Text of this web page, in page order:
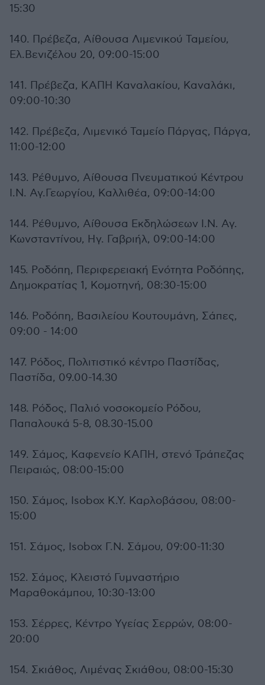
15:30
140. Πρέβεζα, Αίθουσα Λιμενικού Ταμείου,
Ελ.Βενιζέλου 20, 09:00-15:00
141. Πρέβεζα, ΚΑΠΗ Καναλακίου, Καναλάκι,
09:00-10:30
142. Πρέβεζα, Λιμενικό Ταμείο Πάργας, Πάργα,
11:00-12:00
143. Ρέθυμνο, Αίθουσα Πνευματικού Κέντρου
Ι.Ν. Αγ.Γεωργίου, Καλλιθέα, 09:00-14:00
144. Ρέθυμνο, Αίθουσα Εκδηλώσεων Ι.Ν. Αγ.
Κωνσταντίνου, Ηγ. Γαβριήλ, 09:00-14:00
145. Ροδόπη, Περιφερειακή Ενότητα Ροδόπης,
Δημοκρατίας 1, Κομοτηνή, 08:30-15:00
146. Ροδόπη, Βασιλείου Κουτουμάνη, Σάπες,
09:00 - 14:00
147. Ρόδος, Πολιτιστικό κέντρο Παστίδας,
Παστίδα, 09.00-14.30
148. Ρόδος, Παλιό νοσοκομείο Ρόδου,
Παπαλουκά 5-8, 08.30-15.00
149. Σάμος, Καφενείο ΚΑΠΗ, στενό Τράπεζας
Πειραιώς, 08:00-15:00
150. Σάμος, Isobox Κ.Υ. Καρλοβάσου, 08:00-
15:00
151. Σάμος, Isobox Γ.Ν. Σάμου, 09:00-11:30
152. Σάμος, Κλειστό Γυμναστήριο
Μαραθοκάμπου, 10:30-13:00
153. Σέρρες, Κέντρο Υγείας Σερρών, 08:00-
20:00
154. Σκιάθος, Λιμένας Σκιάθου, 08:00-15:30